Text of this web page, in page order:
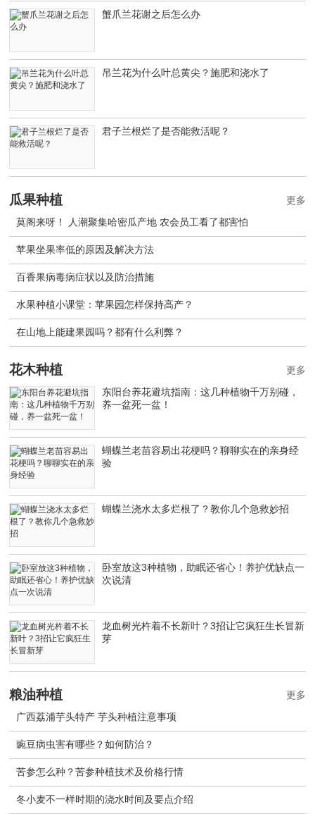
蟹爪兰花谢之后怎么办
吊兰花为什么叶总黄尖？施肥和浇水了
君子兰根烂了是否能救活呢？
瓜果种植
莫阁来呀！ 人潮聚集哈密瓜产地 农会员工看了都害怕
苹果坐果率低的原因及解决方法
百香果病毒病症状以及防治措施
水果种植小课堂：苹果园怎样保持高产？
在山地上能建果园吗？都有什么利弊？
更多
花木种植
东阳台养花避坑指南：这几种植物千万别碰，
养一盆死一盆！
蝴蝶兰老苗容易出花梗吗？聊聊实在的亲身经
验
蝴蝶兰浇水太多烂根了？教你几个急救妙招
卧室放这3种植物，助眠还省心！养护优缺点一
次说清
龙血树光杵着不长新叶？3招让它疯狂生长冒新
芽
更多
粮油种植
广西荔浦芋头特产 芋头种植注意事项
豌豆病虫害有哪些？如何防治？
苦参怎么种？苦参种植技术及价格行情
冬小麦不一样时期的浇水时间及要点介绍
更多